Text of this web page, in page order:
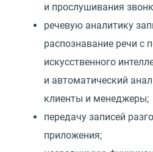
и прослушивания
речевую аналитику
распознавание речи
искусственного
и автоматический
клиенты и менеджеры;
передачу записей
приложения;